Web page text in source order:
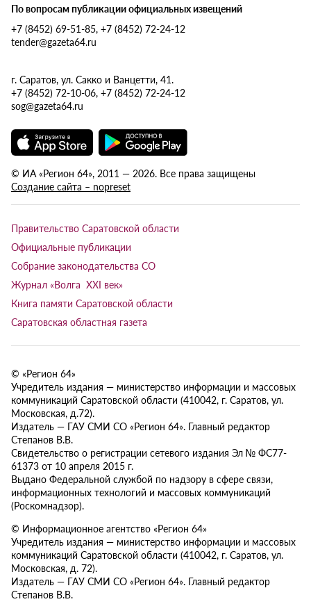
По вопросам публикации официальных извещений
+7 (8452) 69-51-85, +7 (8452) 72-24-12
tender@gazeta64.ru
г. Саратов, ул. Сакко и Ванцетти, 41.
+7 (8452) 72-10-06, +7 (8452) 72-24-12
sog@gazeta64.ru
© ИА «Регион 64», 2011 — 2026. Все права защищены
Создание сайта – nopreset
Правительство Саратовской области
Официальные публикации
Собрание законодательства СО
Журнал «Волга XXI век»
Книга памяти Саратовской области
Саратовская областная газета
© «Регион 64»
Учредитель издания — министерство информации и массовых
коммуникаций Саратовской области (410042, г. Саратов, ул.
Московская, д.72).
Издатель — ГАУ СМИ СО «Регион 64». Главный редактор
Степанов В.В.
Свидетельство о регистрации сетевого издания Эл № ФС77-
61373 от 10 апреля 2015 г.
Выдано Федеральной службой по надзору в сфере связи,
информационных технологий и массовых коммуникаций
(Роскомнадзор).
© Информационное агентство «Регион 64»
Учредитель издания — министерство информации и массовых
коммуникаций Саратовской области (410042, г. Саратов, ул.
Московская, д. 72).
Издатель — ГАУ СМИ СО «Регион 64». Главный редактор
Степанов В.В.